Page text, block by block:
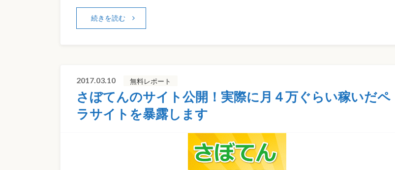
続きを読む
2017.03.10 無料レポート
さぼてんのサイト公開！実際に月４万ぐらい稼いだペ
ラサイトを暴露します